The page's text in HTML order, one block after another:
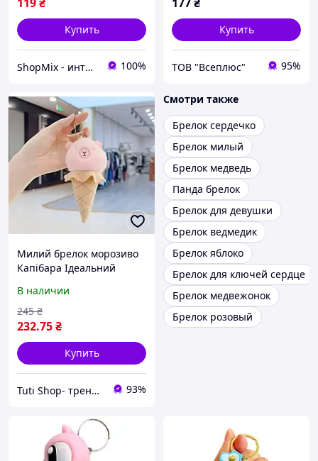
Купить
ShopMix - интернет-магазин сумок и аксессуаров 100%
Купить
ТОВ "Всеплюс" 95%
Милий брелок морозиво
Капібара Ідеальний
В наличии
232.75₴
245 ₴
Купить
Tuti Shop- трендові подарунки для дітей 93%
Смотри также
Брелок сердечко
Брелок милый
Брелок медведь
Панда брелок
Брелок для девушки
Брелок ведмедик
Брелок яблоко
Брелок для ключей сердце
Брелок медвежонок
Брелок розовый